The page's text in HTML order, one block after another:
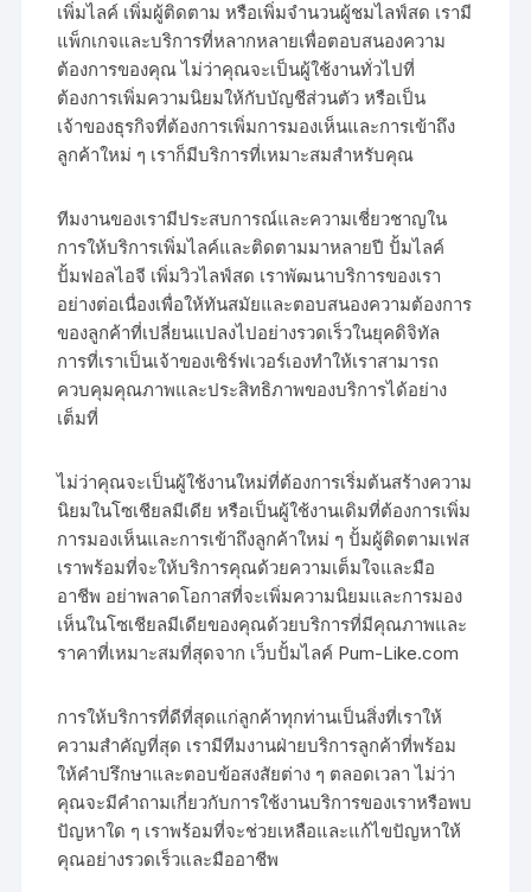
เพิ่มไลค์ เพิ่มผู้ติดตาม หรือเพิ่มจำนวนผู้ชมไลฟ์สด เรามี
แพ็กเกจและบริการที่หลากหลายเพื่อตอบสนองความ
ต้องการของคุณ ไม่ว่าคุณจะเป็นผู้ใช้งานทั่วไปที่
ต้องการเพิ่มความนิยมให้กับบัญชีส่วนตัว หรือเป็น
เจ้าของธุรกิจที่ต้องการเพิ่มการมองเห็นและการเข้าถึง
ลูกค้าใหม่ ๆ เราก็มีบริการที่เหมาะสมสำหรับคุณ
ทีมงานของเรามีประสบการณ์และความเชี่ยวชาญใน
การให้บริการเพิ่มไลค์และติดตามมาหลายปี ปั้มไลค์
ปั้มฟอลไอจี เพิ่มวิวไลฟ์สด เราพัฒนาบริการของเรา
อย่างต่อเนื่องเพื่อให้ทันสมัยและตอบสนองความต้องการ
ของลูกค้าที่เปลี่ยนแปลงไปอย่างรวดเร็วในยุคดิจิทัล
การที่เราเป็นเจ้าของเซิร์ฟเวอร์เองทำให้เราสามารถ
ควบคุมคุณภาพและประสิทธิภาพของบริการได้อย่าง
เต็มที่
ไม่ว่าคุณจะเป็นผู้ใช้งานใหม่ที่ต้องการเริ่มต้นสร้างความ
นิยมในโซเชียลมีเดีย หรือเป็นผู้ใช้งานเดิมที่ต้องการเพิ่ม
การมองเห็นและการเข้าถึงลูกค้าใหม่ ๆ ปั้มผู้ติดตามเฟส
เราพร้อมที่จะให้บริการคุณด้วยความเต็มใจและมือ
อาชีพ อย่าพลาดโอกาสที่จะเพิ่มความนิยมและการมอง
เห็นในโซเชียลมีเดียของคุณด้วยบริการที่มีคุณภาพและ
ราคาที่เหมาะสมที่สุดจาก เว็บปั้มไลค์ Pum-Like.com
การให้บริการที่ดีที่สุดแก่ลูกค้าทุกท่านเป็นสิ่งที่เราให้
ความสำคัญที่สุด เรามีทีมงานฝ่ายบริการลูกค้าที่พร้อม
ให้คำปรึกษาและตอบข้อสงสัยต่าง ๆ ตลอดเวลา ไม่ว่า
คุณจะมีคำถามเกี่ยวกับการใช้งานบริการของเราหรือพบ
ปัญหาใด ๆ เราพร้อมที่จะช่วยเหลือและแก้ไขปัญหาให้
คุณอย่างรวดเร็วและมืออาชีพ